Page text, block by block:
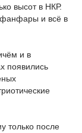
высот в НКР.
фанфары и всё в
и в
появились
только после